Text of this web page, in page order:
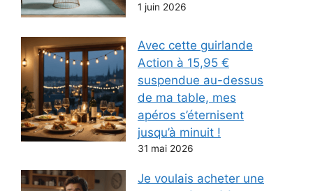
1 juin 2026
Avec cette guirlande
Action à 15,95 €
suspendue au-dessus
de ma table, mes
apéros s’éternisent
jusqu’à minuit !
31 mai 2026
Je voulais acheter une